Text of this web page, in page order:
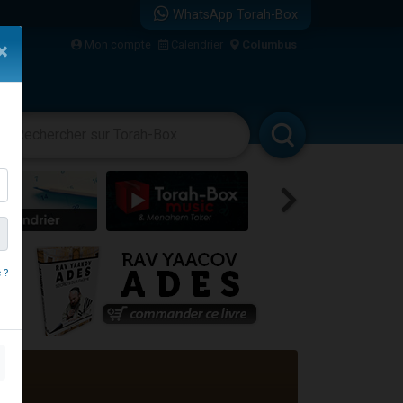
WhatsApp Torah-Box
Mon compte Calendrier Columbus
?